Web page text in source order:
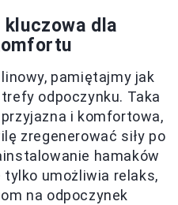
dla
pamiętajmy jak
odpoczynku. Taka
i komfortowa,
zregenerować siły po
hamaków
umożliwia relaks,
na odpoczynek